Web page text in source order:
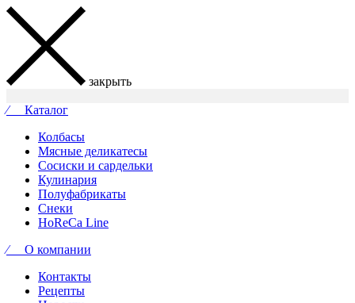
закрыть
⁄ Каталог
Колбасы
Мясные деликатесы
Сосиски и сардельки
Кулинария
Полуфабрикаты
Снеки
HoReCa Line
⁄ О компании
Контакты
Рецепты